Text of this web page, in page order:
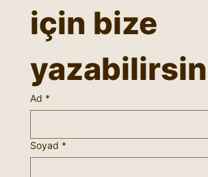
için bize
Ad *
Soyad *